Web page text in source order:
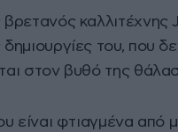
καλλιτέχνης
του, που
στον βυθό της
είναι φτιαγμένα